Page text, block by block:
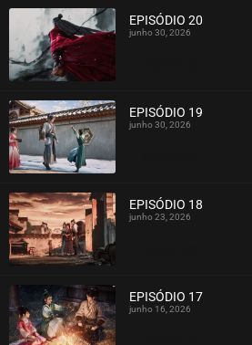
EPISÓDIO 20
junho 30, 2026
EPISÓDIO 19
junho 30, 2026
EPISÓDIO 18
junho 23, 2026
EPISÓDIO 17
junho 16, 2026